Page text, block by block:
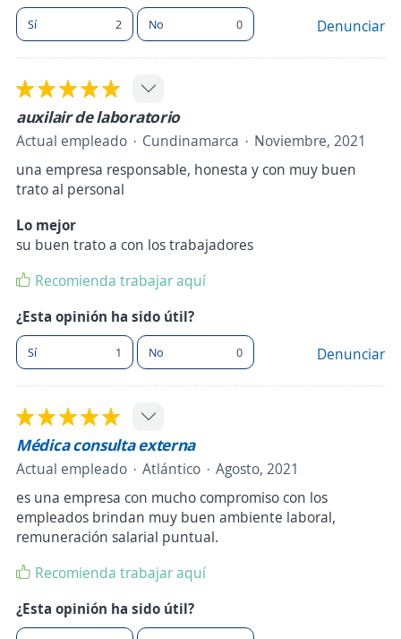
Sí 2 No 0 Denunciar
auxilair de laboratorio
Actual empleado Cundinamarca
Noviembre, 2021
una empresa responsable, honesta y con muy buen
trato al personal
Lo mejor
su buen trato a con los trabajadores
Recomienda trabajar aquí
¿Esta opinión ha sido útil?
Sí 1 No 0 Denunciar
Médica consulta externa
Actual empleado Atlántico
Agosto, 2021
es una empresa con mucho compromiso con los
empleados brindan muy buen ambiente laboral,
remuneración salarial puntual.
Recomienda trabajar aquí
¿Esta opinión ha sido útil?